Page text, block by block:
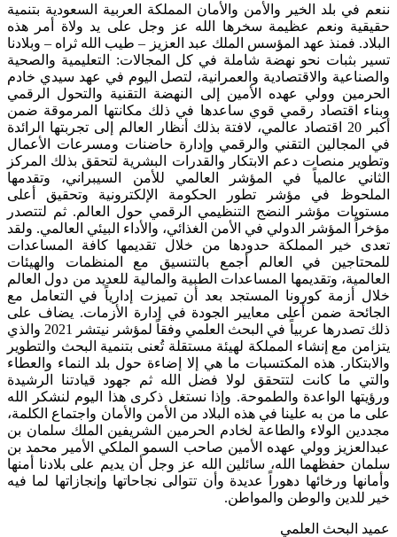
ننعم في بلد الخير والأمن والأمان المملكة العربية السعودية بتنمية
حقيقية ونعم عظيمة سخرها الله عز وجل على يد ولاة أمر هذه
البلاد. فمنذ عهد المؤسس الملك عبد العزيز – طيب الله ثراه – وبلادنا
تسير بثبات نحو نهضة شاملة في كل المجالات: التعليمية والصحية
والصناعية والاقتصادية والعمرانية، لتصل اليوم في عهد سيدي خادم
الحرمين وولي عهده الأمين إلى النهضة التقنية والتحول الرقمي
وبناء اقتصاد رقمي قوي ساعدها في ذلك مكانتها المرموقة ضمن
أكبر 20 اقتصاد عالمي، لافتة بذلك أنظار العالم إلى تجربتها الرائدة
في المجالين التقني والرقمي وإدارة حاضنات ومسرعات الأعمال
وتطوير منصات دعم الابتكار والقدرات البشرية لتحقق بذلك المركز
الثاني عالمياً في المؤشر العالمي للأمن السيبراني، وتقدمها
الملحوظ في مؤشر تطور الحكومة الإلكترونية وتحقيق أعلى
مستويات مؤشر النضج التنظيمي الرقمي حول العالم. ثم لتتصدر
مؤخراً المؤشر الدولي في الأمن الغذائي، والأداء البيئي العالمي. ولقد
تعدى خير المملكة حدودها من خلال تقديمها كافة المساعدات
للمحتاجين في العالم أجمع بالتنسيق مع المنظمات والهيئات
العالمية، وتقديمها المساعدات الطبية والمالية للعديد من دول العالم
خلال أزمة كورونا المستجد بعد أن تميزت إدارياً في التعامل مع
الجائحة ضمن أعلى معايير الجودة في إدارة الأزمات. يضاف على
ذلك تصدرها عربياً في البحث العلمي وفقاً لمؤشر نيتشر 2021 والذي
يتزامن مع إنشاء المملكة لهيئة مستقلة تُعنى بتنمية البحث والتطوير
والابتكار. هذه المكتسبات ما هي إلا إضاءة حول بلد النماء والعطاء
والتي ما كانت لتتحقق لولا فضل الله ثم جهود قيادتنا الرشيدة
ورؤيتها الواعدة والطموحة. وإذا نستغل ذكرى هذا اليوم لنشكر الله
على ما من به علينا في هذه البلاد من الأمن والأمان واجتماع الكلمة،
مجددين الولاء والطاعة لخادم الحرمين الشريفين الملك سلمان بن
عبدالعزيز وولي عهده الأمين صاحب السمو الملكي الأمير محمد بن
سلمان حفظهما الله، سائلين الله عز وجل أن يديم على بلادنا أمنها
وأمانها ورخائها دهوراً عديدة وأن تتوالى نجاحاتها وإنجازاتها لما فيه
خير للدين والوطن والمواطن.
عميد البحث العلمي